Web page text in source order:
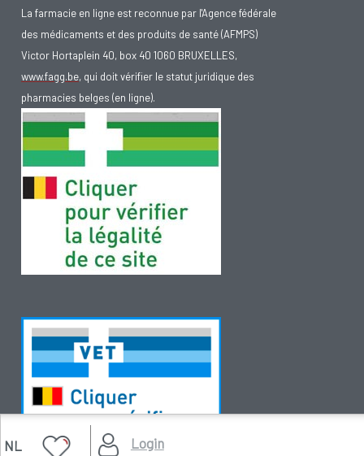
NL Login
La farmacie en ligne est reconnue par l'Agence fédérale
des médicaments et des produits de santé (AFMPS)
Victor Hortaplein 40, box 40 1060 BRUXELLES,
www.fagg.be, qui doit vérifier le statut juridique des
pharmacies belges (en ligne).